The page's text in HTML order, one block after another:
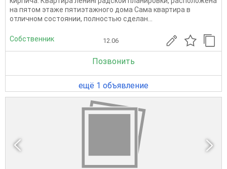
на пятом этаже пятиэтажного дома Сама квартира в
отличном состоянии, полностью сделан...
Собственник 12.06
Позвонить
ещё 1 объявление